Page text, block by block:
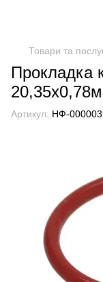
Товари та
Прокладка
Артикул: НФ-